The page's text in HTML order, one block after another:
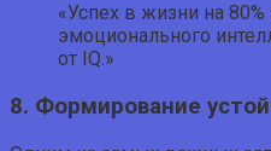
«Успех в жизни на 80%
эмоционального
от IQ.»
8. Формирование